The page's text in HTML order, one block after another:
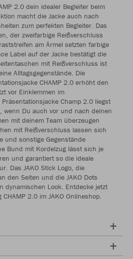
2.0 dein idealer Begleiter beim
macht die Jacke auch nach
zum perfekten Begleiter. Das
der zweifarbige Reißverschluss
am Ärmel setzten farbige
Label auf der Jacke bestätigt die
mit Reißverschluss ist
Alltagsgegenstände. Die
CHAMP 2.0 erhöht den
vor Einklemmen im
Champ 2.0 liegst
wenn Du auch vor und nach deinen
mit deinem Team überzeugen
mit Reißverschluss lassen sich
und sonstige Gegenstände
Bund mit Kordelzug lässt sich je
und garantiert so die ideale
Das JAKO Stick Logo, die
den Seiten und die JAKO Dots
dynamischen Look. Entdecke jetzt
2.0 im JAKO Onlineshop.